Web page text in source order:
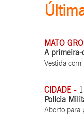
MATO
A primeira-
Vestida
CIDADE -
Polícia
Aberto para